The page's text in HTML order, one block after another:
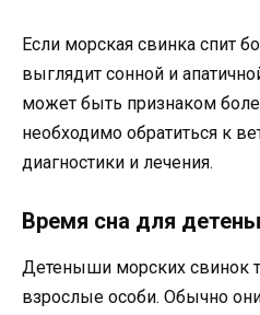
Если морская свинка спит
выглядит сонной и
может быть признаком
необходимо обратиться к
диагностики и лечения.
Время сна для
Детеныши морских свинок
взрослые особи. Обычно